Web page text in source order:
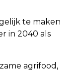
te maken
in 2040 als
agrifood,